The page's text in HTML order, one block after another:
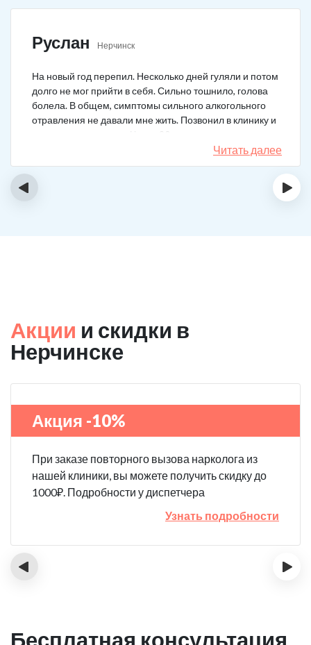
Руслан Нерчинск
На новый год перепил. Несколько дней гуляли и потом
долго не мог прийти в себя. Сильно тошнило, голова
болела. В общем, симптомы сильного алкогольного
отравления не давали мне жить. Позвонил в клинику и
вызвал врача на дом. Через 20 минут приехал
нарколог, поставил мне усиленную капельницу. Сразу
стало легче.
Читать далее
‹ ›
Акции и скидки в
Нерчинске
Акция -10%
При заказе повторного вызова нарколога из
нашей клиники, вы можете получить скидку до
1000₽. Подробности у диспетчера
Узнать подробности
‹ ›
Бесплатная консультация